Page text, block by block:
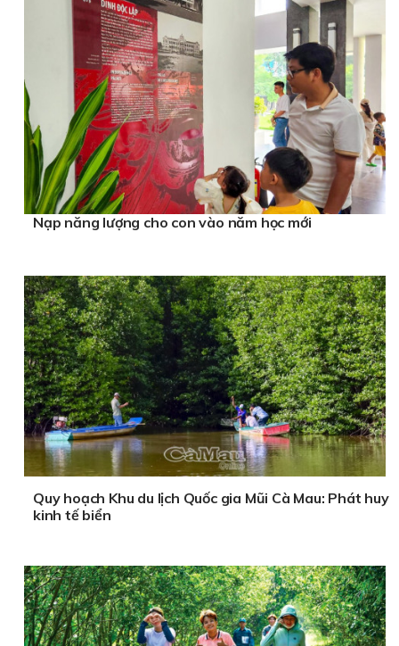
Nạp năng lượng cho con vào năm học mới
Quy hoạch Khu du lịch Quốc gia Mũi Cà Mau: Phát huy
kinh tế biển